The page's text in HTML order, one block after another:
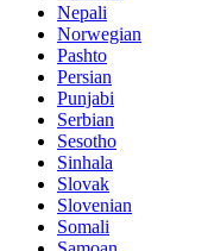
Nepali
Norwegian
Pashto
Persian
Punjabi
Serbian
Sesotho
Sinhala
Slovak
Slovenian
Somali